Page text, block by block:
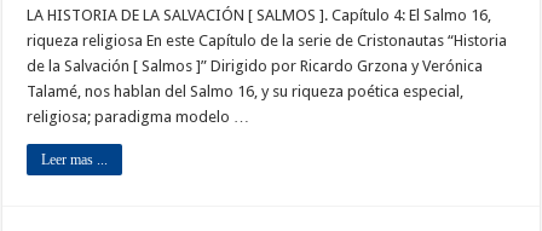
LA HISTORIA DE LA SALVACIÓN [ SALMOS ]. Capítulo 4: El Salmo 16,
riqueza religiosa En este Capítulo de la serie de Cristonautas “Historia
de la Salvación [ Salmos ]” Dirigido por Ricardo Grzona y Verónica
Talamé, nos hablan del Salmo 16, y su riqueza poética especial,
religiosa; paradigma modelo …
Leer mas ...